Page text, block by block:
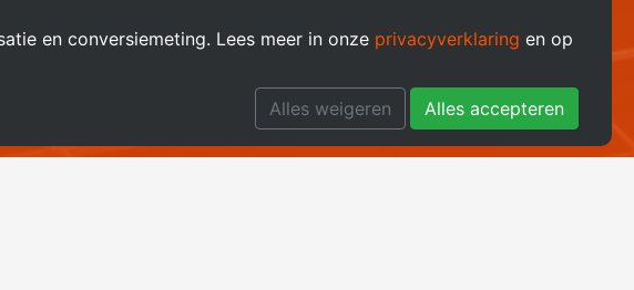
en conversiemeting. Lees meer in onze privacyverklaring en op
Alles weigeren Alles accepteren